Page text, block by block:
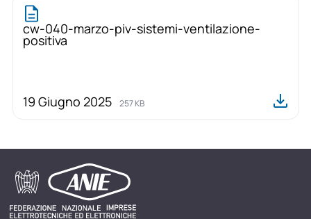
cw-040-marzo-piv-sistemi-ventilazione-
positiva
19 Giugno 2025 257 KB